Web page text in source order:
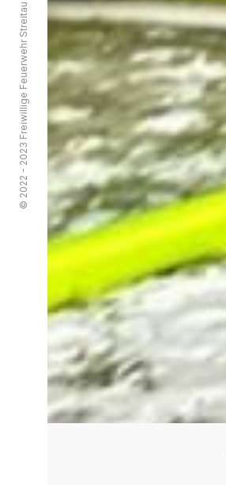
© 2022 - 2023 Freiwillige Feuerwehr Streitau